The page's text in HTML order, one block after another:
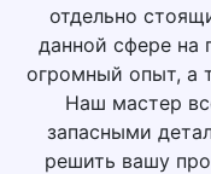
отдельно
данной сфере на
огромный опыт, а
Наш мастер
запасными
решить вашу